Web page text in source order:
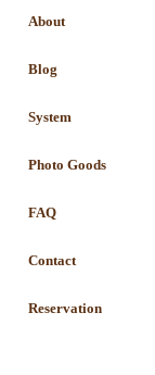
About
Blog
System
Photo Goods
FAQ
Contact
Reservation